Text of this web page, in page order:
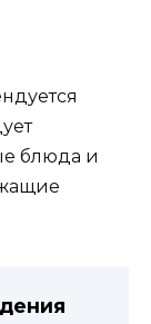
блюда и